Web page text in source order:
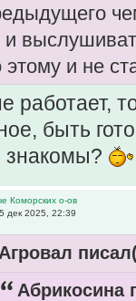
и
этому и не
работает,
быть
Коморских о-ов
дек 2025, 22:39
Агровал
Абрикосина